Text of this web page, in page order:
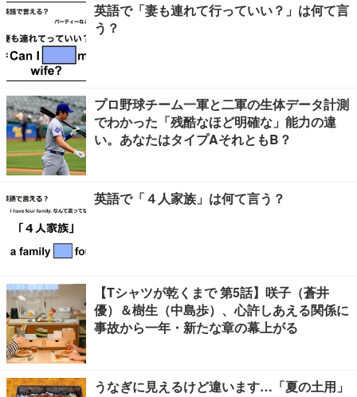
英語で「妻も連れて行っていい？」は何て言
う？
プロ野球チーム一軍と二軍の生体データ計測
でわかった「残酷なほど明確な」能力の違
い。あなたはタイプAそれともB？
英語で「４人家族」は何て言う？
【Tシャツが乾くまで 第5話】咲子（蒼井
優）＆樹生（中島歩）、心許しあえる関係に
事故から一年・新たな章の幕上がる
うなぎに見えるけど違います…「夏の土用」